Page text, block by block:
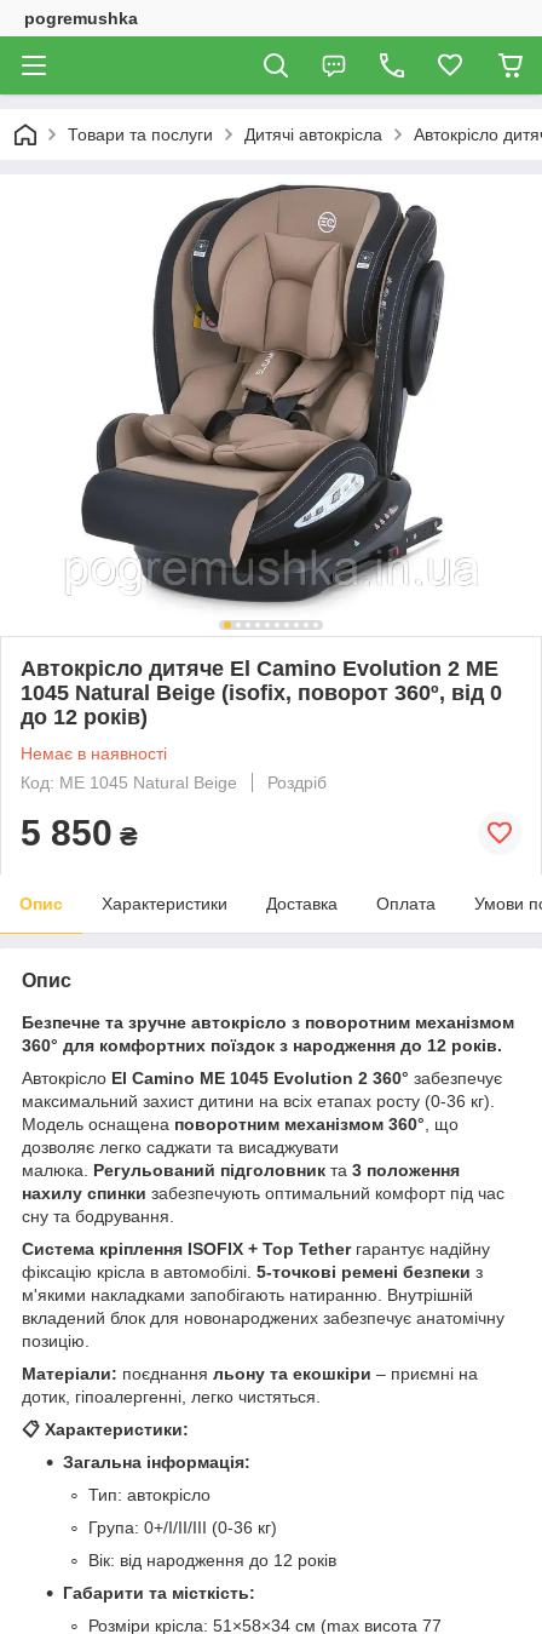
pogremushka
Товари та послуги Дитячі автокрісла Автокрісло
Автокрісло дитяче El Camino Evolution 2 ME
1045 Natural Beige (isofix, поворот 360º, від 0
до 12 років)
Немає в наявності
Код: ME 1045 Natural Beige
Роздріб
5 850 ₴
Опис Характеристики Доставка Оплата Умови
Опис
Безпечне та зручне автокрісло з поворотним механізмом
360° для комфортних поїздок з народження до 12 років.
Автокрісло El Camino ME 1045 Evolution 2 360° забезпечує
максимальний захист дитини на всіх етапах росту (0-36 кг).
Модель оснащена поворотним механізмом 360° , що
дозволяє легко саджати та висаджувати
малюка. Регульований підголовник та 3 положення
нахилу спинки забезпечують оптимальний комфорт під час
сну та бодрування.
Система кріплення ISOFIX + Top Tetherгарантує надійну
фіксацію крісла в автомобілі. 5-точкові ремені безпеки з
м'якими накладками запобігають натиранню. Внутрішній
вкладений блок для новонароджених забезпечує анатомічну
позицію.
Матеріали: поєднання льону та екошкіри – приємні на
дотик, гіпоалергенні, легко чистяться.
📋 Характеристики:
Загальна інформація:
Тип: автокрісло
Група: 0+/I/II/III (0-36 кг)
Вік: від народження до 12 років
Габарити та місткість:
Розміри крісла: 51×58×34 см (max висота 77